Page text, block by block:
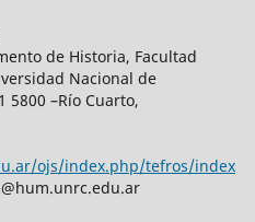
de Historia, Facultad
Nacional de
5800 –Río Cuarto,
ojs/index.php/tefros/index